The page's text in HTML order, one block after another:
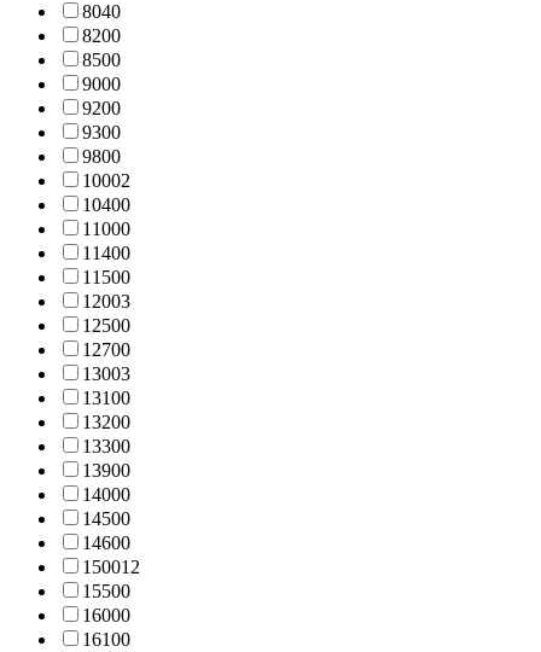
8040
8200
8500
9000
9200
9300
9800
10002
10400
11000
11400
11500
12003
12500
12700
13003
13100
13200
13300
13900
14000
14500
14600
150012
15500
16000
16100